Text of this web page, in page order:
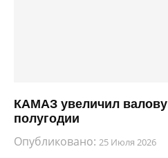
КАМАЗ увеличил
полугодии
Опубликовано: 25 Июля 2026